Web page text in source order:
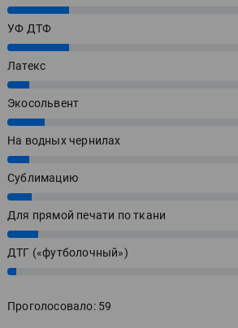
20%
УФ ДТФ
20%
Латекс
7%
Экосольвент
12%
На водных чернилах
7%
Сублимацию
8%
Для прямой печати по ткани
10%
ДТГ («футболочный»)
3%
Проголосовало: 59